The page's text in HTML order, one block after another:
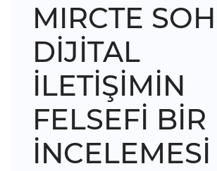
MIRCTE
DİJİTAL
İLETİŞİMİN
FELSEFİ BİR
İNCELEMESİ